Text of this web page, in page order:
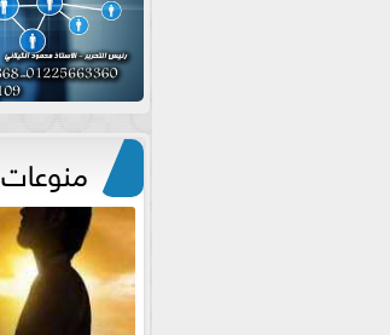
منوعات